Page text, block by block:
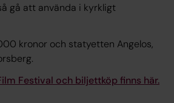
gå att använda i kyrkligt
kronor och statyetten Angelos,
Festival och biljettköp finns här.